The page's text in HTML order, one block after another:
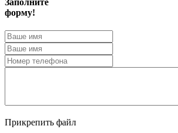
форму!
Прикрепить файл